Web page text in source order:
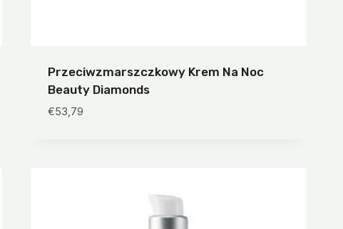
Przeciwzmarszczkowy Krem Na Noc
Beauty Diamonds
€53,79